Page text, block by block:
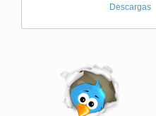
Descargas